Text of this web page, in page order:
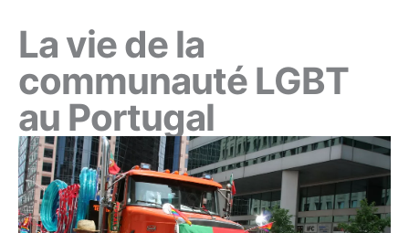
La vie de la
communauté LGBT
au Portugal